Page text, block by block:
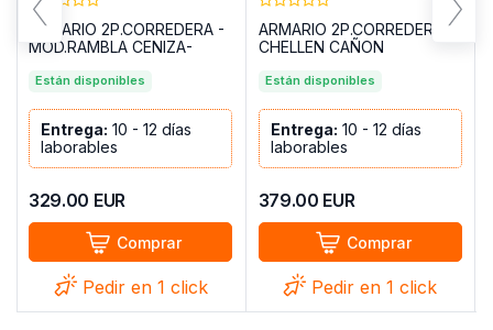
ARMARIO 2P.CORREDERA -
MOD.RAMBLA CENIZA-
Están disponibles
Entrega: 10 - 12 días
laborables
329.00 EUR
Comprar
Pedir en 1 click
ARMARIO 2P.CORREDERA
CHELLEN CAÑON
Están disponibles
Entrega: 10 - 12 días
laborables
379.00 EUR
Comprar
Pedir en 1 click